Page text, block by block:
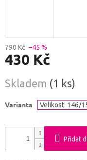
790 Kč –45 %
430 Kč
cena:
Skladem (1 ks)
Varianta
Přidat